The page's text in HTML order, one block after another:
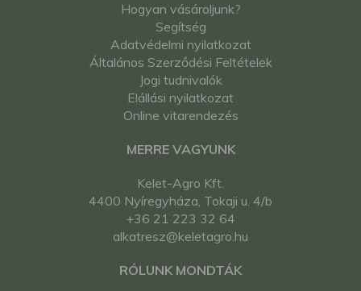
Hogyan vásároljunk?
Segítség
Adatvédelmi nyilatkozat
Általános Szerződési Feltételek
Jogi tudnivalók
Elállási nyilatkozat
Online vitarendezés
MERRE VAGYUNK
Kelet-Agro Kft.
4400 Nyíregyháza, Tokaji u. 4/b
+36 21 223 32 64
alkatresz@keletagro.hu
RÓLUNK MONDTÁK